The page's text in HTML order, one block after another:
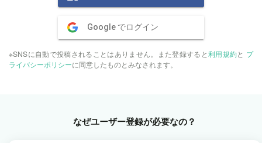
Google でログイン
※SNSに自動で投稿されることはありません。また登録すると利用規約と プ
ライバシーポリシーに同意したものとみなされます。
なぜユーザー登録が必要なの？